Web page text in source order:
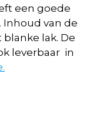
een goede
van de
lak. De
leverbaar in